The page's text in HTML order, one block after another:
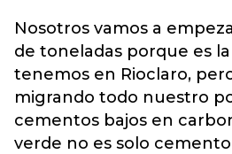
Nosotros vamos a
de toneladas porque es
tenemos en Rioclaro,
migrando todo nuestro
cementos bajos en
verde no es solo